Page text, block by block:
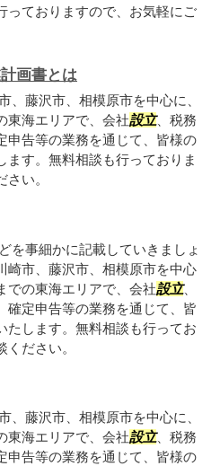
っておりますので、お気軽にご
画書とは
、藤沢市、相模原市を中心に、
東海エリアで、会社設立、税務
申告等の業務を通じて、皆様の
ます。無料相談も行っておりま
い。
を事細かに記載していきましょ
崎市、藤沢市、相模原市を中心
での東海エリアで、会社設立、
確定申告等の業務を通じて、皆
たします。無料相談も行ってお
ださい。
、藤沢市、相模原市を中心に、
東海エリアで、会社設立、税務
申告等の業務を通じて、皆様の